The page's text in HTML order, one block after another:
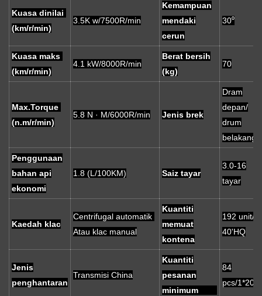
Kuasa dinilai
(km/r/min)
3.5K w/7500R/min
Kemampuan
mendaki
cerun
30⁰
Kuasa maks
(km/r/min)
4.1 kW/8000R/min
Berat bersih
(kg)
70
Max.Torque
(n.m/r/min)
5.8 N · M/6000R/min Jenis brek
Dram
depan/
drum
belakang
Penggunaan
bahan api
ekonomi
1.8 (L/100KM) Saiz tayar
3.0-16
tayar
Kaedah klac
Centrifugal automatik
Atau klac manual
Kuantiti
memuat
kontena
192 unit/
40'HQ
Jenis
penghantaran
Transmisi China
Kuantiti
pesanan
minimum
84
pcs/